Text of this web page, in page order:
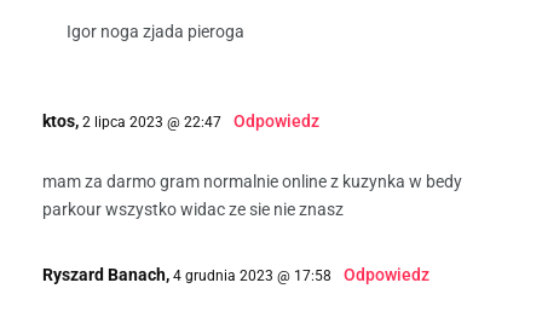
Igor noga zjada pieroga
ktos, 2 lipca 2023 @ 22:47 Odpowiedz
mam za darmo gram normalnie online z kuzynka w bedy
parkour wszystko widac ze sie nie znasz
Ryszard Banach, 4 grudnia 2023 @ 17:58 Odpowiedz